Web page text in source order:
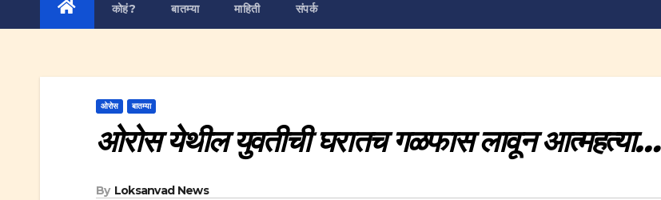
कोहं? बातम्या माहिती संपर्क
ओरोस बातम्या
ओरोस येथील युवतीची घरातच गळफास लावून आत्महत्या…
By Loksanvad News